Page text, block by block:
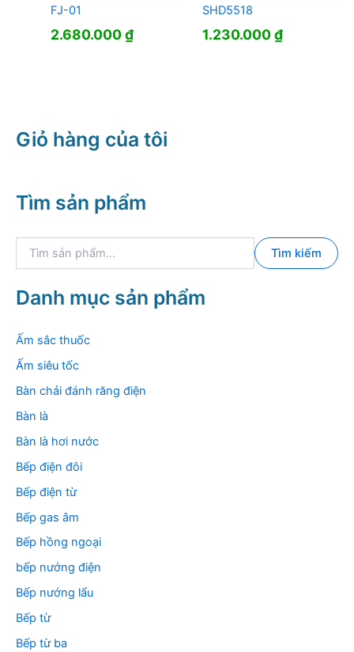
FJ-01
2.680.000₫
SHD5518
1.230.000₫
Giỏ hàng của tôi
Tìm sản phẩm
k
i
m
Tìm kiếm
Danh mục sản phẩm
Ấm sắc thuốc
Ấm siêu tốc
Bàn chải đánh răng điện
Bàn là
Bàn là hơi nước
Bếp điện đôi
Bếp điện từ
Bếp gas âm
Bếp hồng ngoại
bếp nướng điện
Bếp nướng lẩu
Bếp từ
Bếp từ ba